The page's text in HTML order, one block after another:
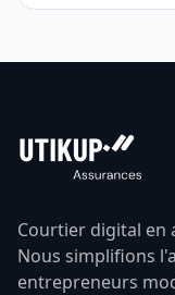
Courtier digital en
Nous simplifions
entrepreneurs